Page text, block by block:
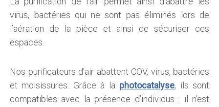
virus, bactéries qui ne sont pas éliminés lors de
l’aération de la pièce et ainsi de sécuriser ces
espaces.
Nos purificateurs d’air abattent COV, virus, bactéries
et moisissures. Grâce à la photocatalyse, ils sont
compatibles avec la présence d’individus : il n’est